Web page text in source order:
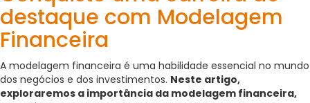
Navegação
Sobre nós
Para empresas
destaque com Modelagem
Financeira
A modelagem financeira é uma habilidade essencial no mundo
dos negócios e dos investimentos. Neste artigo,
exploraremos a importância da modelagem financeira,